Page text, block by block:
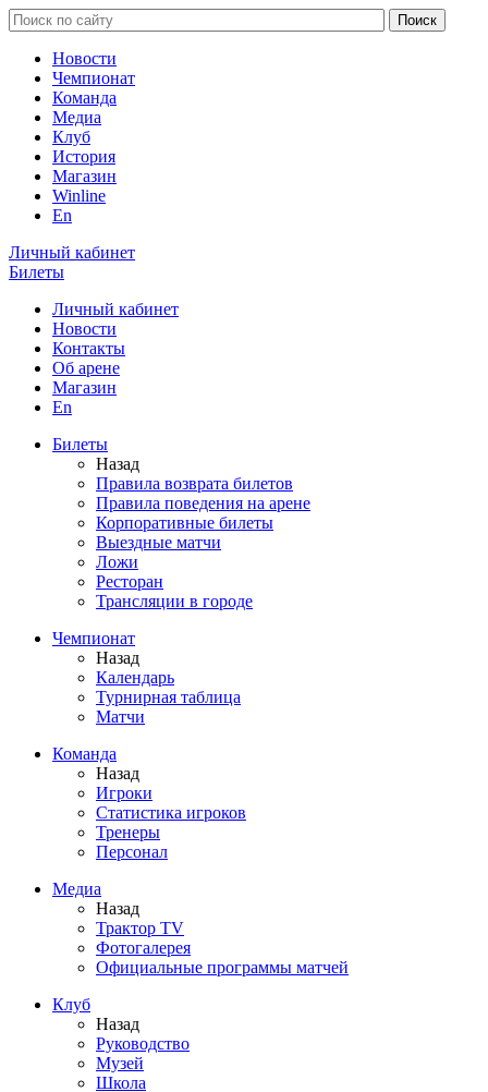
Новости
Чемпионат
Команда
Медиа
Клуб
История
Магазин
Winline
En
Личный кабинет
Билеты
Личный кабинет
Новости
Контакты
Об арене
Магазин
En
Билеты
Назад
Правила возврата билетов
Правила поведения на арене
Корпоративные билеты
Выездные матчи
Ложи
Ресторан
Трансляции в городе
Чемпионат
Назад
Календарь
Турнирная таблица
Матчи
Команда
Назад
Игроки
Статистика игроков
Тренеры
Персонал
Медиа
Назад
Трактор TV
Фотогалерея
Официальные программы матчей
Клуб
Назад
Руководство
Музей
Школа